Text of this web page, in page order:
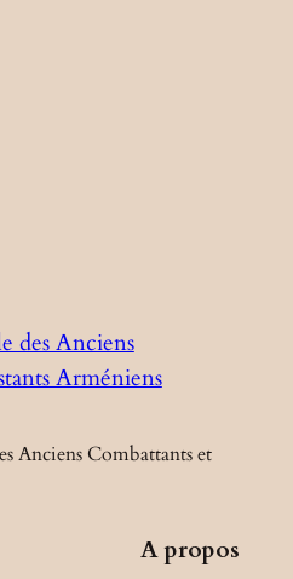
des Anciens
Arméniens
Anciens Combattants et
A propos